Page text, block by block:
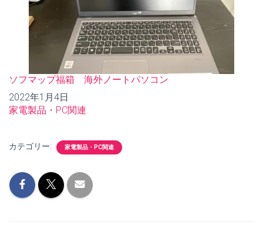
ソフマップ福箱 海外ノートパソコン
日付
2022年1月4日
関連理由
家電製品・PC関連
カテゴリー: 家電製品・PC関連